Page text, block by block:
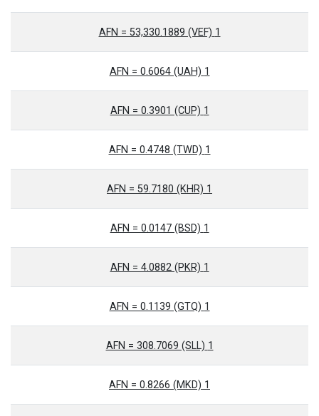
1 AFN = 53,330.1889 (VEF)
1 AFN = 0.6064 (UAH)
1 AFN = 0.3901 (CUP)
1 AFN = 0.4748 (TWD)
1 AFN = 59.7180 (KHR)
1 AFN = 0.0147 (BSD)
1 AFN = 4.0882 (PKR)
1 AFN = 0.1139 (GTQ)
1 AFN = 308.7069 (SLL)
1 AFN = 0.8266 (MKD)